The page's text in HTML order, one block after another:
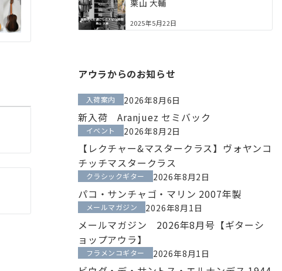
栗山 大輔
2025年5月22日
アウラからのお知らせ
2026年8月6日
入荷案内
新入荷 Aranjuez セミバック
2026年8月2日
イベント
【レクチャー&マスタークラス】ヴォヤンコ
チッチマスタークラス
2026年8月2日
クラシックギター
パコ・サンチャゴ・マリン 2007年製
2026年8月1日
メールマガジン
メールマガジン 2026年8月号【ギターシ
ョップアウラ】
2026年8月1日
フラメンコギター